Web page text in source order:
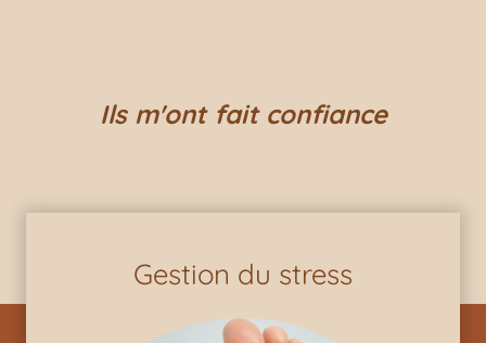
Ils m'ont fait confiance
Gestion du stress